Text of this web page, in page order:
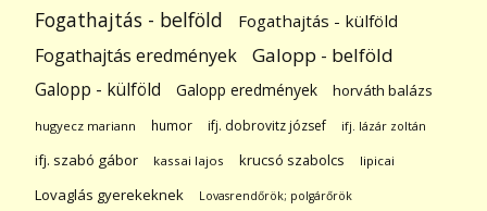
Fogathajtás - belföld Fogathajtás - külföld
Fogathajtás eredmények Galopp - belföld
Galopp - külföld Galopp eredmények horváth balázs
hugyecz mariann humor ifj. dobrovitz józsef ifj. lázár zoltán
ifj. szabó gábor kassai lajos krucsó szabolcs lipicai
Lovaglás gyerekeknek Lovasrendőrök; polgárőrök